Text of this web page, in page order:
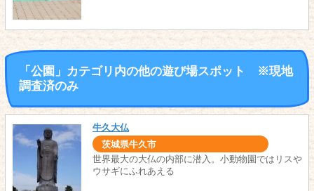
「公園」カテゴリ内の他の遊び場スポット ※現地
調査済のみ
牛久大仏
茨城県牛久市
世界最大の大仏の内部に潜入。小動物園ではリスや
ウサギにふれあえる